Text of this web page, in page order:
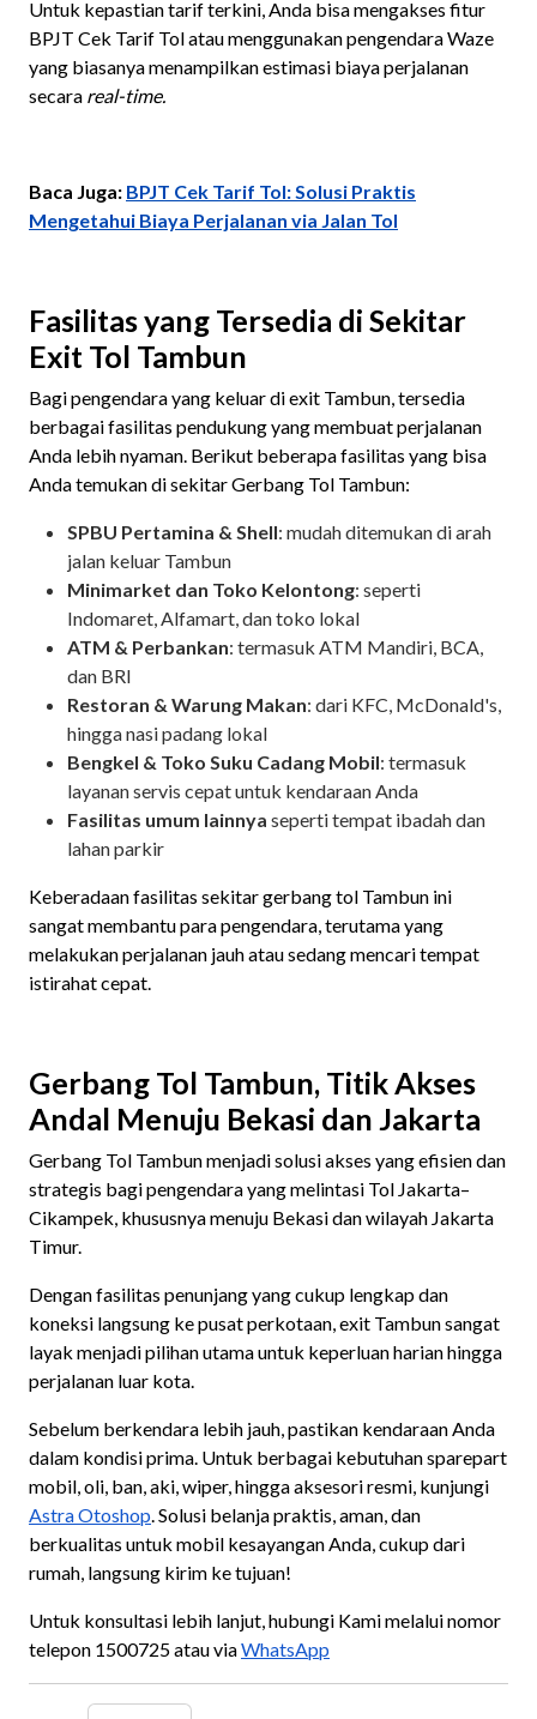
Untuk kepastian tarif terkini, Anda bisa mengakses fitur
BPJT Cek Tarif Tol atau menggunakan pengendara Waze
yang biasanya menampilkan estimasi biaya perjalanan
secara real-time.
Baca Juga: BPJT Cek Tarif Tol: Solusi Praktis
Mengetahui Biaya Perjalanan via Jalan Tol
Fasilitas yang Tersedia di Sekitar
Exit Tol Tambun
Bagi pengendara yang keluar di exit Tambun, tersedia
berbagai fasilitas pendukung yang membuat perjalanan
Anda lebih nyaman. Berikut beberapa fasilitas yang bisa
Anda temukan di sekitar Gerbang Tol Tambun:
SPBU Pertamina & Shell: mudah ditemukan di arah
jalan keluar Tambun
Minimarket dan Toko Kelontong: seperti
Indomaret, Alfamart, dan toko lokal
ATM & Perbankan: termasuk ATM Mandiri, BCA,
dan BRI
Restoran & Warung Makan: dari KFC, McDonald's,
hingga nasi padang lokal
Bengkel & Toko Suku Cadang Mobil: termasuk
layanan servis cepat untuk kendaraan Anda
Fasilitas umum lainnya seperti tempat ibadah dan
lahan parkir
Keberadaan fasilitas sekitar gerbang tol Tambun ini
sangat membantu para pengendara, terutama yang
melakukan perjalanan jauh atau sedang mencari tempat
istirahat cepat.
Gerbang Tol Tambun, Titik Akses
Andal Menuju Bekasi dan Jakarta
Gerbang Tol Tambun menjadi solusi akses yang efisien dan
strategis bagi pengendara yang melintasi Tol Jakarta–
Cikampek, khususnya menuju Bekasi dan wilayah Jakarta
Timur.
Dengan fasilitas penunjang yang cukup lengkap dan
koneksi langsung ke pusat perkotaan, exit Tambun sangat
layak menjadi pilihan utama untuk keperluan harian hingga
perjalanan luar kota.
Sebelum berkendara lebih jauh, pastikan kendaraan Anda
dalam kondisi prima. Untuk berbagai kebutuhan sparepart
mobil, oli, ban, aki, wiper, hingga aksesori resmi, kunjungi
Astra Otoshop . Solusi belanja praktis, aman, dan
berkualitas untuk mobil kesayangan Anda, cukup dari
rumah, langsung kirim ke tujuan!
Untuk konsultasi lebih lanjut, hubungi Kami melalui nomor
telepon 1500725 atau viaWhatsApp